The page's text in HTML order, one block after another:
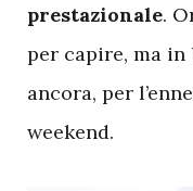
prestazionale.
per capire, ma in
ancora, per
weekend.